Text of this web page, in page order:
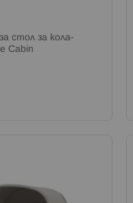
стол за кола-
Cabin